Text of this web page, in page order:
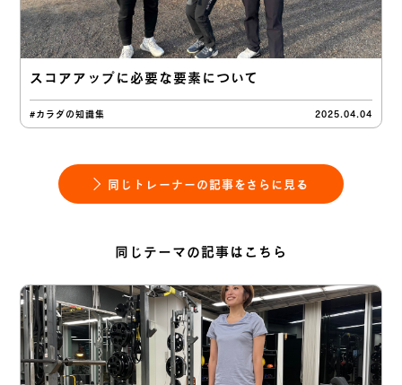
スコアアップに必要な要素について
#カラダの知識集 2025.04.04
同じトレーナーの記事をさらに見る
同じテーマの記事はこちら